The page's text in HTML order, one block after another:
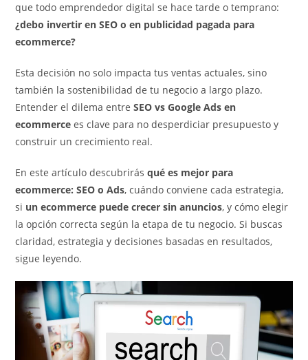
que todo emprendedor digital se hace tarde o temprano:
¿debo invertir en SEO o en publicidad pagada para
ecommerce?
Esta decisión no solo impacta tus ventas actuales, sino
también la sostenibilidad de tu negocio a largo plazo.
Entender el dilema entreSEO vs Google Ads en
ecommerce es clave para no desperdiciar presupuesto y
construir un crecimiento real.
En este artículo descubrirásqué es mejor para
ecommerce: SEO o Ads, cuándo conviene cada estrategia,
si un ecommerce puede crecer sin anuncios, y cómo elegir
la opción correcta según la etapa de tu negocio. Si buscas
claridad, estrategia y decisiones basadas en resultados,
sigue leyendo.